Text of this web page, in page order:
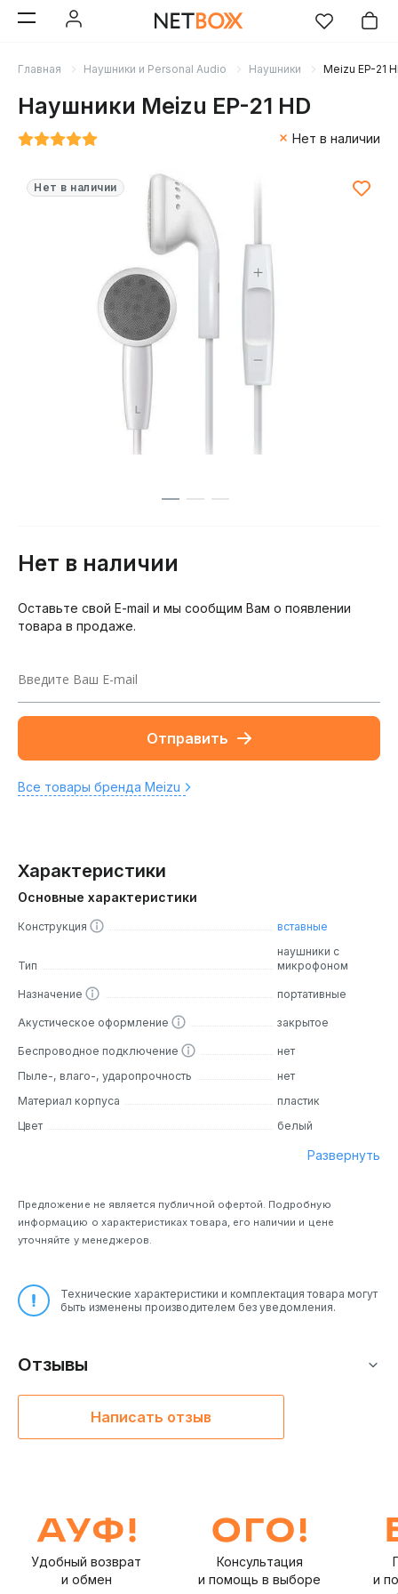
Главная Наушники и Personal Audio Наушники Meizu EP-21
Наушники Meizu EP-21 HD
Нет в наличии
Нет в наличии
Нет в наличии
Оставьте свой E-mail и мы сообщим Вам о появлении
товара в продаже.
Отправить
Все товары бренда Meizu
Характеристики
Основные характеристики
Конструкция вставные
Тип
наушники с
микрофоном
Назначение портативные
Акустическое оформление закрытое
Беспроводное подключение
нет
Пыле-, влаго-, ударопрочность
нет
Материал корпуса
пластик
Цвет
белый
Развернуть
Предложение не является публичной офертой. Подробную
информацию о характеристиках товара, его наличии и цене
уточняйте у менеджеров.
Технические характеристики и комплектация товара могут
быть изменены производителем без уведомления.
Отзывы
Написать отзыв
Удобный возврат
и обмен
Консультация
и помощь в выборе
и